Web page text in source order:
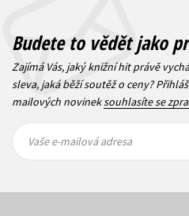
Budete to vědět jako
Zajímá Vás, jaký knižní hit právě
sleva, jaká běží soutěž o ceny?
mailových novineksouhlasíte se
mailová
mailová
Vaše e-mailová adresa